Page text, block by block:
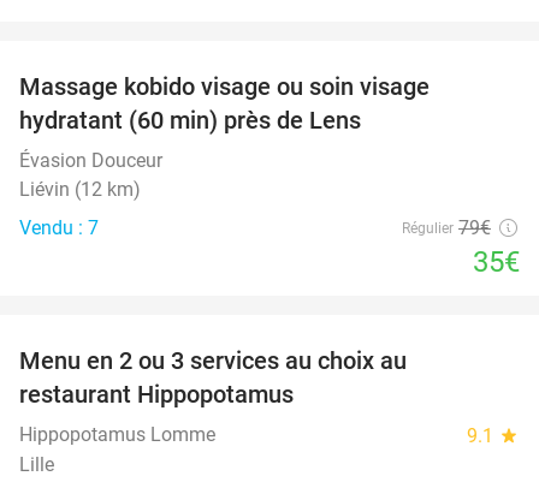
Massage kobido visage ou soin visage
hydratant (60 min) près de Lens
Évasion Douceur
Liévin (12 km)
Vendu : 7
Régulier 79€
35€
Menu en 2 ou 3 services au choix au
restaurant Hippopotamus
Hippopotamus Lomme 9.1 star
Lille